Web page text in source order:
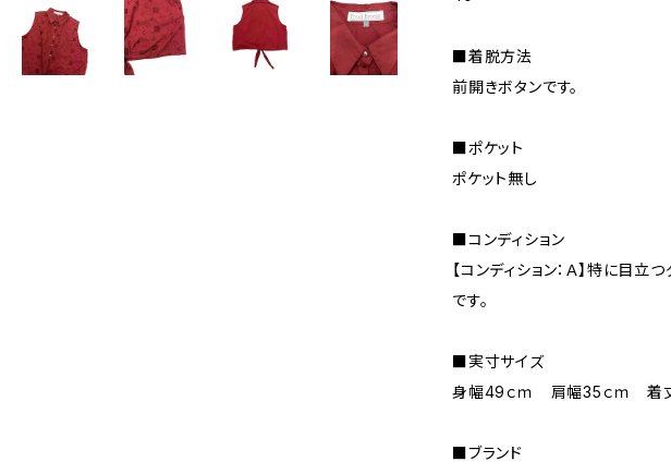
■着脱方法
前開きボタンです。
■ポケット
ポケット無し
■コンディション
【コンディション：Ａ】特に目立
です。
■実寸サイズ
身幅49ｃｍ 肩幅35ｃｍ 着
■ブランド